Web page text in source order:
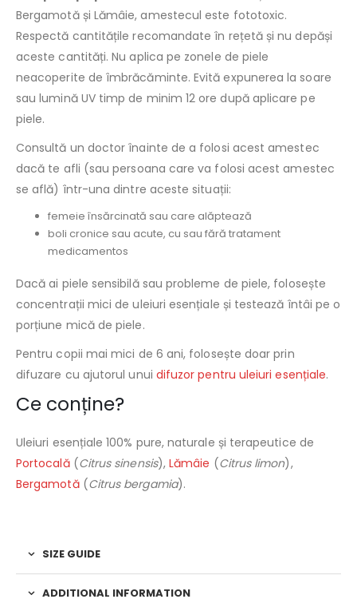
Bergamotă și Lămâie, amestecul este fototoxic.
Respectă cantitățile recomandate în rețetă și nu depăși
aceste cantități. Nu aplica pe zonele de piele
neacoperite de îmbrăcăminte. Evită expunerea la soare
sau lumină UV timp de minim 12 ore după aplicare pe
piele.
Consultă un doctor înainte de a folosi acest amestec
dacă te afli (sau persoana care va folosi acest amestec
se află) într-una dintre aceste situații:
femeie însărcinată sau care alăptează
boli cronice sau acute, cu sau fără tratament
medicamentos
Dacă ai piele sensibilă sau probleme de piele, folosește
concentrații mici de uleiuri esențiale și testează întâi pe o
porțiune mică de piele.
Pentru copii mai mici de 6 ani, folosește doar prin
difuzare cu ajutorul unui difuzor pentru uleiuri esențiale.
Ce conține?
Uleiuri esențiale 100% pure, naturale și terapeutice de
Portocală(Citrus sinensis),Lămâie (Citrus limon),
Bergamotă(Citrus bergamia).
SIZE GUIDE
ADDITIONAL INFORMATION